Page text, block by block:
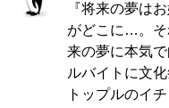
『将来の夢は
がどこに…。そ
来の夢に本気
ルバイトに文
トップルのイ